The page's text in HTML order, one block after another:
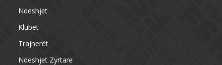
Ndeshjet
Klubet
Trajnerët
Ndeshjet Zyrtare